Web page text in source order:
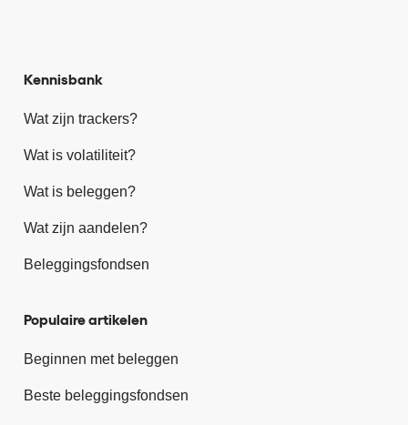
Kennisbank
Wat zijn trackers?
Wat is volatiliteit?
Wat is beleggen?
Wat zijn aandelen?
Beleggingsfondsen
Populaire artikelen
Beginnen met beleggen
Beste beleggingsfondsen